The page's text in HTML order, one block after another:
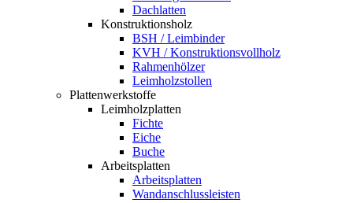
Dachlatten
Konstruktionsholz
BSH / Leimbinder
KVH / Konstruktionsvollholz
Rahmenhölzer
Leimholzstollen
Plattenwerkstoffe
Leimholzplatten
Fichte
Eiche
Buche
Arbeitsplatten
Arbeitsplatten
Wandanschlussleisten